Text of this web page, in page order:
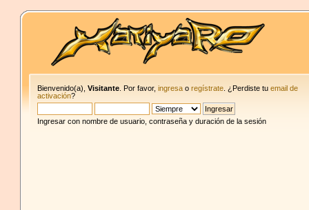
Bienvenido(a),Visitante . Por favor,ingresa oregístrate . ¿Perdiste tuemail de
activación?
Ingresar con nombre de usuario, contraseña y duración de la sesión